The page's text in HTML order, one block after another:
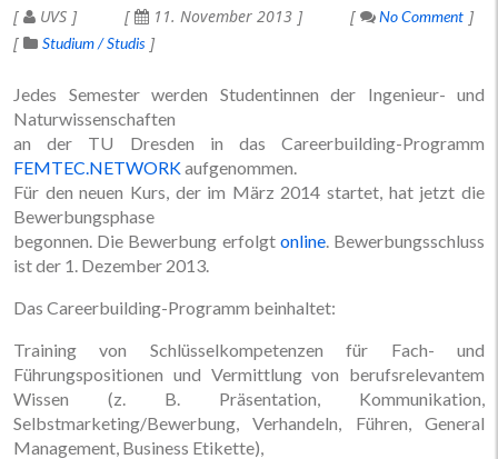
UVS 11. November 2013
No Comment
Studium / Studis
Jedes Semester werden Studentinnen der Ingenieur- und
Naturwissenschaften
an der TU Dresden in das Careerbuilding-Programm
FEMTEC.NETWORKaufgenommen.
Für den neuen Kurs, der im März 2014 startet, hat jetzt die
Bewerbungsphase
begonnen. Die Bewerbung erfolgt online. Bewerbungsschluss
ist der 1. Dezember 2013.
Das Careerbuilding-Programm beinhaltet:
Training von Schlüsselkompetenzen für Fach- und
Führungspositionen und Vermittlung von berufsrelevantem
Wissen (z. B. Präsentation, Kommunikation,
Selbstmarketing/Bewerbung, Verhandeln, Führen, General
Management, Business Etikette),